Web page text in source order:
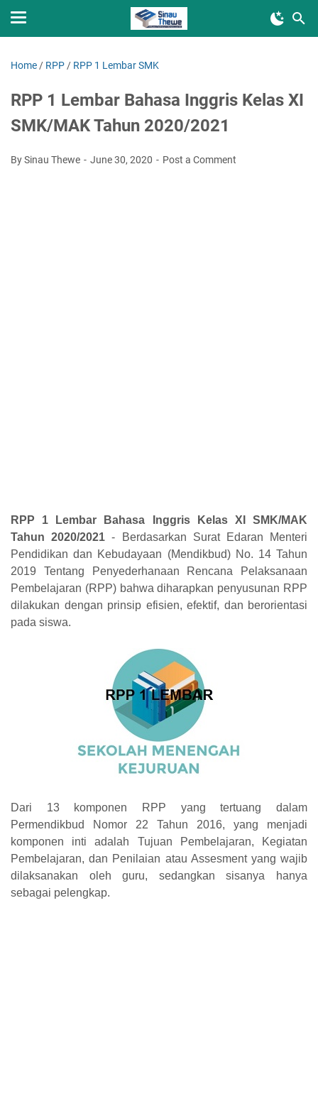
Home / RPP / RPP 1 Lembar SMK
RPP 1 Lembar Bahasa Inggris Kelas XI
SMK/MAK Tahun 2020/2021
By Sinau Thewe June 30, 2020 Post a Comment
RPP 1 Lembar Bahasa Inggris Kelas XI SMK/MAK
Tahun 2020/2021 - Berdasarkan Surat Edaran Menteri
Pendidikan dan Kebudayaan (Mendikbud) No. 14 Tahun
2019 Tentang Penyederhanaan Rencana Pelaksanaan
Pembelajaran (RPP) bahwa diharapkan penyusunan RPP
dilakukan dengan prinsip efisien, efektif, dan berorientasi
pada siswa.
Dari 13 komponen RPP yang tertuang dalam
Permendikbud Nomor 22 Tahun 2016, yang menjadi
komponen inti adalah Tujuan Pembelajaran, Kegiatan
Pembelajaran, dan Penilaian atau Assesment yang wajib
dilaksanakan oleh guru, sedangkan sisanya hanya
sebagai pelengkap.